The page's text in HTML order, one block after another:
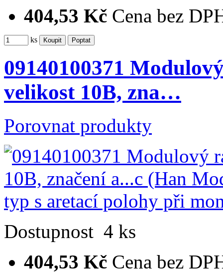
404,53 Kč Cena bez
ks
09140100371
velikost 10B, zna…
Porovnat produkty
Dostupnost 4 ks
404,53 Kč Cena bez